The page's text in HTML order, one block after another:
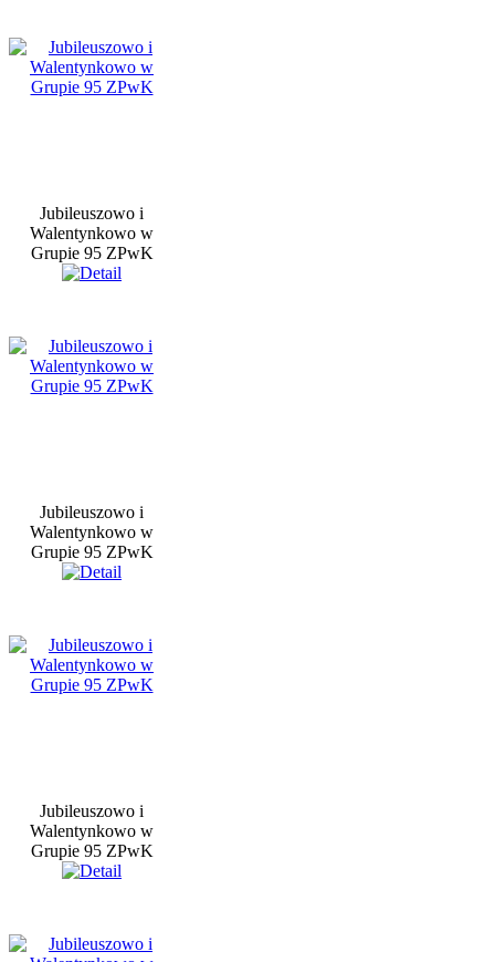
Jubileuszowo i
Walentynkowo w
Grupie 95 ZPwK
Jubileuszowo i
Walentynkowo w
Grupie 95 ZPwK
Jubileuszowo i
Walentynkowo w
Grupie 95 ZPwK